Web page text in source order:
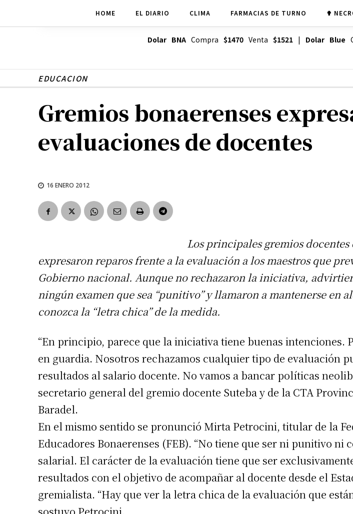
HOME EL DIARIO CLIMA FARMACIAS DE TURNO ✟
Dolar BNACompra $1470Venta $1521| Dolar Blue
EDUCACION
Gremios bonaerenses
evaluaciones de docentes
16 ENERO 2012
Los principales gremios
expresaron reparos frente a la evaluación a los maestros que
Gobierno nacional. Aunque no rechazaron la iniciativa,
ningún examen que sea “punitivo” y llamaron a mantenerse en
conozca la “letra chica” de la medida.
“En principio, parece que la iniciativa tiene buenas intenciones.
en guardia. Nosotros rechazamos cualquier tipo de evaluación
resultados al salario docente. No vamos a bancar políticas
secretario general del gremio docente Suteba y de la CTA
Baradel.
En el mismo sentido se pronunció Mirta Petrocini, titular de la
Educadores Bonaerenses (FEB). “No tiene que ser ni punitivo ni
salarial. El carácter de la evaluación tiene que ser
resultados con el objetivo de acompañar al docente desde el
gremialista. “Hay que ver la letra chica de la evaluación que